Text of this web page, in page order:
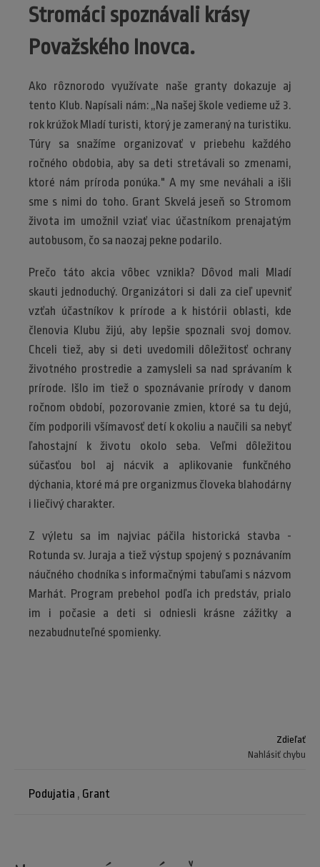
Stromáci spoznávali krásy
Považského Inovca.
Ako rôznorodo využívate naše granty dokazuje aj
tento Klub. Napísali nám: „Na našej škole vedieme už 3.
rok krúžok Mladí turisti, ktorý je zameraný na turistiku.
Túry sa snažíme organizovať v priebehu každého
ročného obdobia, aby sa deti stretávali so zmenami,
ktoré nám príroda ponúka." A my sme neváhali a išli
sme s nimi do toho. Grant Skvelá jeseň so Stromom
života im umožnil vziať viac účastníkom prenajatým
autobusom, čo sa naozaj pekne podarilo.
Prečo táto akcia vôbec vznikla? Dôvod mali Mladí
skauti jednoduchý. Organizátori si dali za cieľ upevniť
vzťah účastníkov k prírode a k histórii oblasti, kde
členovia Klubu žijú, aby lepšie spoznali svoj domov.
Chceli tiež, aby si deti uvedomili dôležitosť ochrany
životného prostredie a zamysleli sa nad správaním k
prírode. Išlo im tiež o spoznávanie prírody v danom
ročnom období, pozorovanie zmien, ktoré sa tu dejú,
čím podporili všímavosť detí k okoliu a naučili sa nebyť
ľahostajní k životu okolo seba. Veľmi dôležitou
súčasťou bol aj nácvik a aplikovanie funkčného
dýchania, ktoré má pre organizmus človeka blahodárny
i liečivý charakter.
Z výletu sa im najviac páčila historická stavba -
Rotunda sv. Juraja a tiež výstup spojený s poznávaním
náučného chodníka s informačnými tabuľami s názvom
Marhát. Program prebehol podľa ich predstáv, prialo
im i počasie a deti si odniesli krásne zážitky a
nezabudnuteľné spomienky.
Zdieľať
Nahlásiť chybu
Podujatia , Grant